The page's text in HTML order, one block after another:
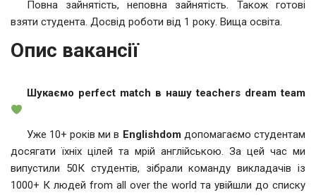
Повна зайнятість, неповна зайнятість. Також готові
взяти студента. Досвід роботи від 1 року. Вища освіта.
Опис вакансії
Шукаємо perfect match в нашу teachers dream team
Уже 10+ років ми в Englishdom допомагаємо студентам
досягати їхніх цілей та мрій англійською. За цей час ми
випустили 50К студентів, зібрали команду викладачів із
1000+ К людей from all over the world та увійшли до списку